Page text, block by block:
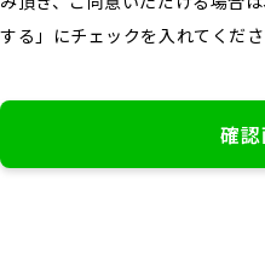
する」にチェックを入れてくださ
確